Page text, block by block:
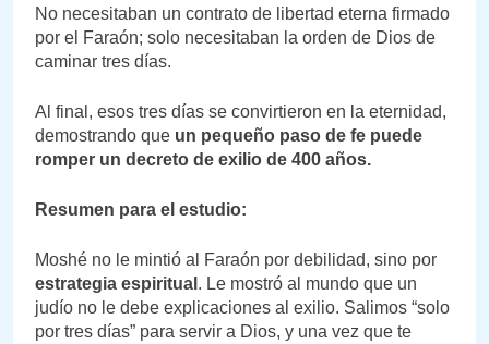
No necesitaban un contrato de libertad eterna firmado
por el Faraón; solo necesitaban la orden de Dios de
caminar tres días.
Al final, esos tres días se convirtieron en la eternidad,
demostrando que un pequeño paso de fe puede
romper un decreto de exilio de 400 años.
Resumen para el estudio:
Moshé no le mintió al Faraón por debilidad, sino por
estrategia espiritual . Le mostró al mundo que un
judío no le debe explicaciones al exilio. Salimos “solo
por tres días” para servir a Dios, y una vez que te